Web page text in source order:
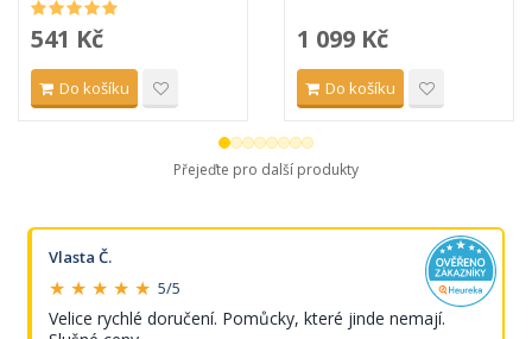
541 Kč
Do košíku
1 099 Kč
Do košíku
Přejeďte pro další produkty
Vlasta Č.
★ ★ ★ ★ ★ 5/5
Velice rychlé doručení. Pomůcky, které jinde nemají.